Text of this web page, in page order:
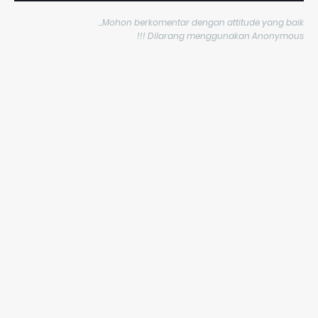
Mohon berkomentar dengan attitude yang baik...
Dilarang menggunakan Anonymous !!!